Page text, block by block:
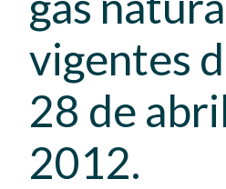
vigentes
28 de
2012.